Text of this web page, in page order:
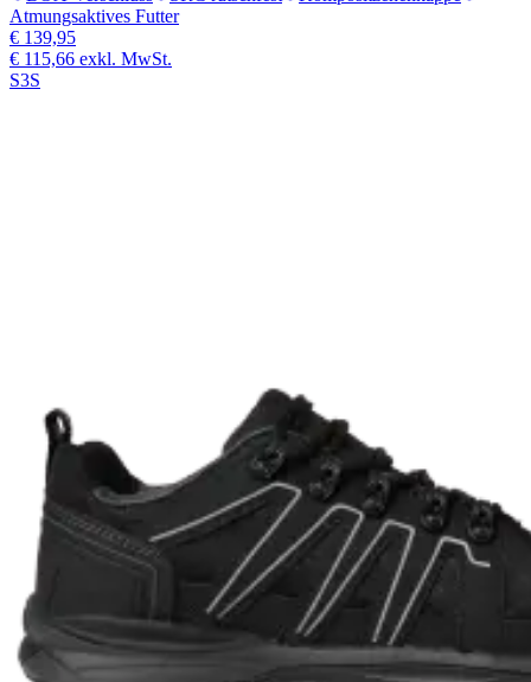
Atmungsaktives Futter
€ 139,95
€ 115,66 exkl. MwSt.
S3S